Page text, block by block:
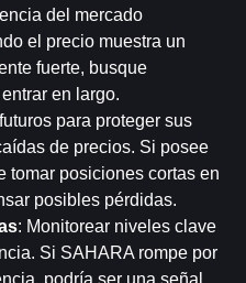
del mercado
el precio muestra un
fuerte, busque
en largo.
para proteger sus
de precios. Si posee
tomar posiciones cortas en
posibles pérdidas.
: Monitorear niveles clave
Si SAHARA rompe por